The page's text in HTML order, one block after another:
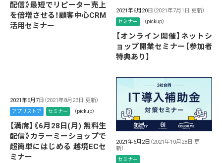
配信》最短でリピーター売上
を倍増させる！顧客中心CRM
活用セミナー
2021年6月20日 （2021年7月1日 更新）
セミナー （pickup）
【オンライン開催】ネットシ
ョップ開業セミナー【参加者
特典あり】
2021年6月7日 （2021年8月23日 更新）
アプリストア セミナー （pickup）
【満席】《6月28日(月) 無料生
配信》カラーミーショップで
超簡単にはじめる 越境ECセ
ミナー
2021年6月2日 （2021年10月28日 更
新）
セミナー